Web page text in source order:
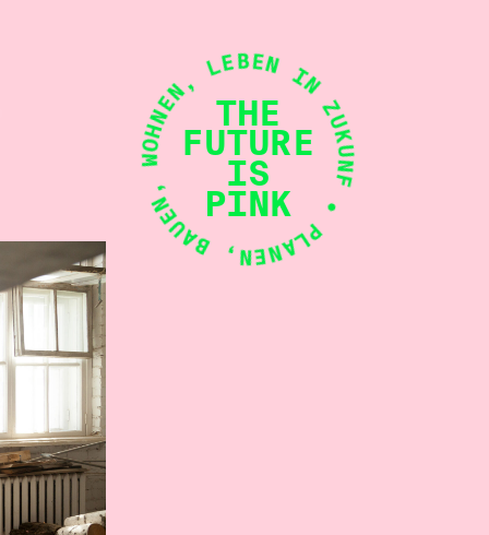
• PLANEN, BAUEN, WOHNEN, LEBEN IN ZUKUNFT
THE
FUTURE
IS
PINK